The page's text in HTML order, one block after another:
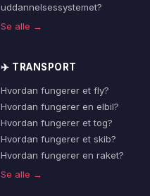
uddannelsessystemet?
Se alle →
✈️ TRANSPORT
Hvordan fungerer et fly?
Hvordan fungerer en elbil?
Hvordan fungerer et tog?
Hvordan fungerer et skib?
Hvordan fungerer en raket?
Se alle →